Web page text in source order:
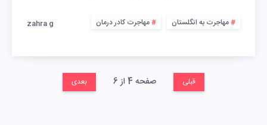
مهاجرت به انگلستان مهاجرت کادر درمان zahra g
قبلی صفحه 4 از 6 بعدی